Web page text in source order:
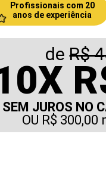
Profissionais com 20
anos de experiência
deR$
X
SEM JUROS NO
OU R$ 300,00